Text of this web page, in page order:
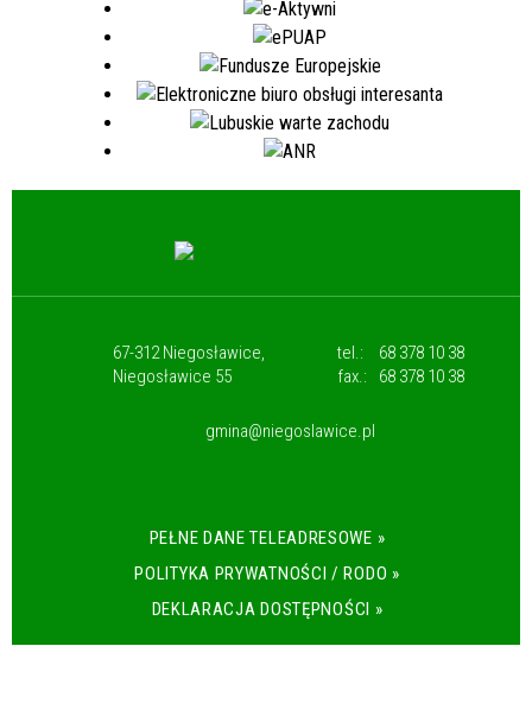
67-312 Niegosławice,
Niegosławice 55
tel.:
68 378 10 38
fax.:
68 378 10 38
gmina@niegoslawice.pl
PEŁNE DANE TELEADRESOWE »
POLITYKA PRYWATNOŚCI / RODO »
DEKLARACJA DOSTĘPNOŚCI »